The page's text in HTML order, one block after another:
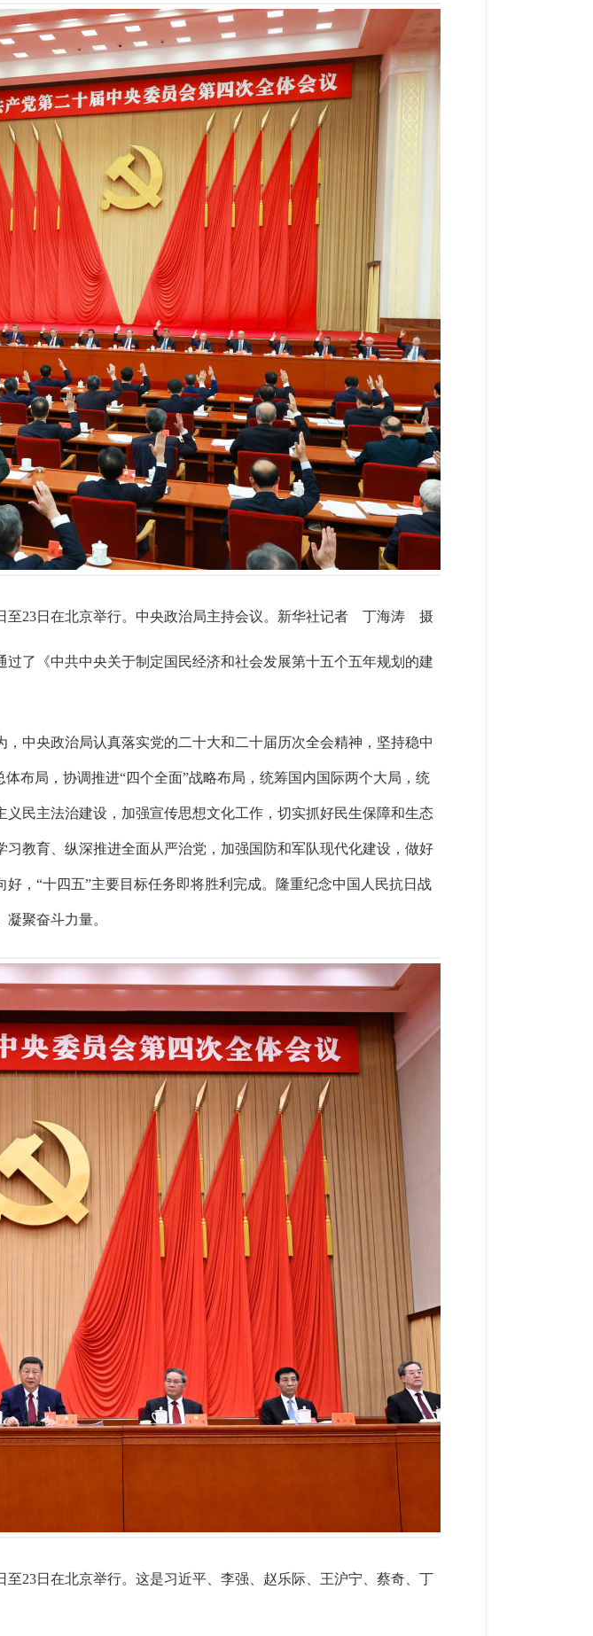
23日在北京举行。中央政治局主持会议。 新华社记者 丁海涛 摄
了《中共中央关于制定国民经济和社会发展第十五个五年规划的建
中央政治局认真落实党的二十大和二十届历次全会精神，坚持稳中
布局，协调推进“四个全面”战略布局，统筹国内国际两个大局，统
民主法治建设，加强宣传思想文化工作，切实抓好民生保障和生态
教育、纵深推进全面从严治党，加强国防和军队现代化建设，做好
，“十四五”主要目标任务即将胜利完成。隆重纪念中国人民抗日战
聚奋斗力量。
23日在北京举行。这是习近平、李强、赵乐际、王沪宁、蔡奇、丁